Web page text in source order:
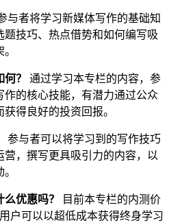
与者将学习新媒体写作的基础知
题技巧、热点借势和如何编写吸
？
通过学习本专栏的内容，参
作的核心技能，有潜力通过公众
得良好的投资回报。
参与者可以将学习到的写作技巧
营，撰写更具吸引力的内容，以
优惠吗？
目前本专栏的内测价
户可以以超低成本获得终身学习